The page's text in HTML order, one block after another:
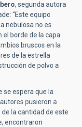
, segunda autora
“Este equipo
nebulosa no es
borde de la capa
bruscos en la
de la estrella
de polvo a
se espera que la
pusieron a
la cantidad de este
encontraron